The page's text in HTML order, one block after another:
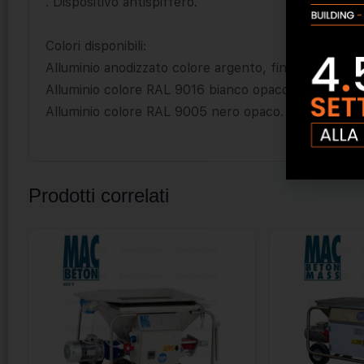
Colori disponibili:
Alluminio anodizzato colore argento, finitura
Alluminio colore RAL 9016 bianco opaco.
Alluminio colore RAL 9005 nero opaco.
Prodotti correlati